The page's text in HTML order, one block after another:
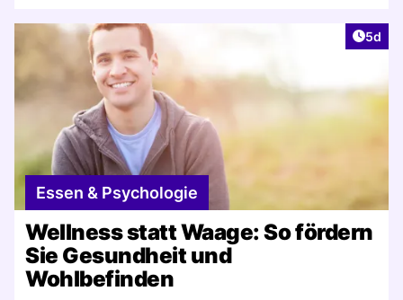
5d
Essen & Psychologie
Wellness statt Waage: So fördern
Sie Gesundheit und
Wohlbefinden